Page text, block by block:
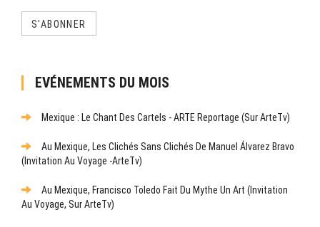
S'ABONNER
EVÉNEMENTS DU MOIS
Mexique : Le Chant Des Cartels - ARTE Reportage (sur ArteTv)
Au Mexique, Les Clichés Sans Clichés De Manuel Álvarez Bravo
(Invitation Au Voyage -ArteTv)
Au Mexique, Francisco Toledo Fait Du Mythe Un Art (Invitation
Au Voyage, Sur ArteTv)